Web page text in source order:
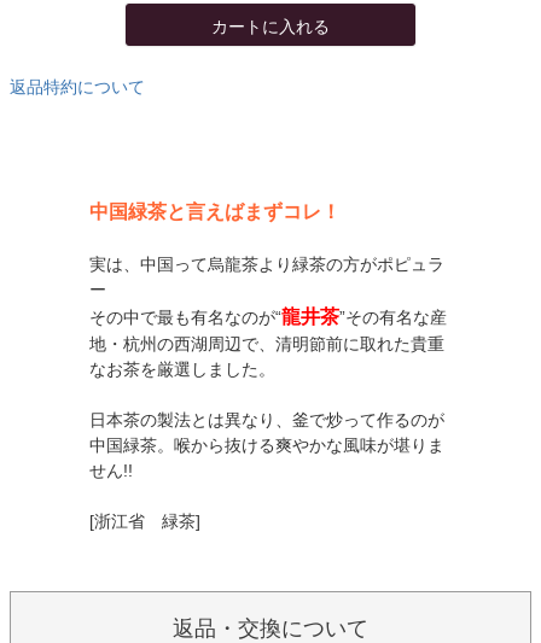
カートに入れる
返品特約について
中国緑茶と言えばまずコレ！
実は、中国って烏龍茶より緑茶の方がポピュラ
ー
その中で最も有名なのが“龍井茶”その有名な産
地・杭州の西湖周辺で、清明節前に取れた貴重
なお茶を厳選しました。
日本茶の製法とは異なり、釜で炒って作るのが
中国緑茶。喉から抜ける爽やかな風味が堪りま
せん!!
[浙江省 緑茶]
返品・交換について